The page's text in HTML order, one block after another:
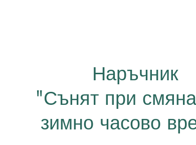
Наръчник
"Сънят при
зимно часово